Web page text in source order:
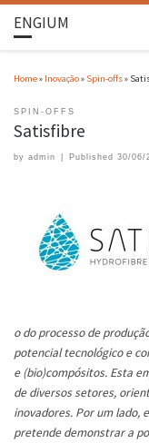
ENGIUM
Home» Inovação» Spin-offs»
SPIN-OFFS
Satisfibre
by admin Published 30/06/
o do processo de
potencial tecnológico e
e (bio)compósitos. Esta
de diversos setores,
inovadores. Por um lado,
pretende demonstrar a